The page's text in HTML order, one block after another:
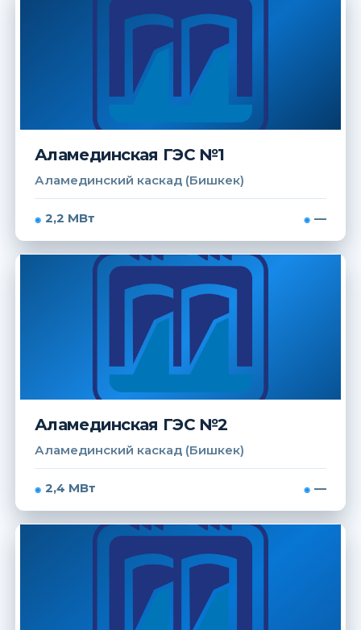
Аламединская ГЭС №1
Аламединский каскад (Бишкек)
2,2 МВт —
Аламединская ГЭС №2
Аламединский каскад (Бишкек)
2,4 МВт —